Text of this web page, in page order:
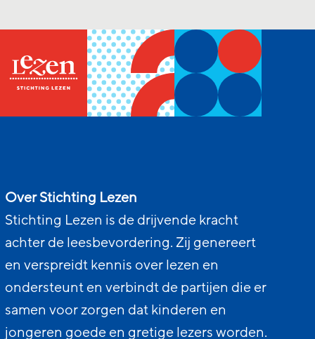
Over Stichting Lezen
Stichting Lezen is de drijvende kracht
achter de leesbevordering. Zij genereert
en verspreidt kennis over lezen en
ondersteunt en verbindt de partijen die er
samen voor zorgen dat kinderen en
jongeren goede en gretige lezers worden.